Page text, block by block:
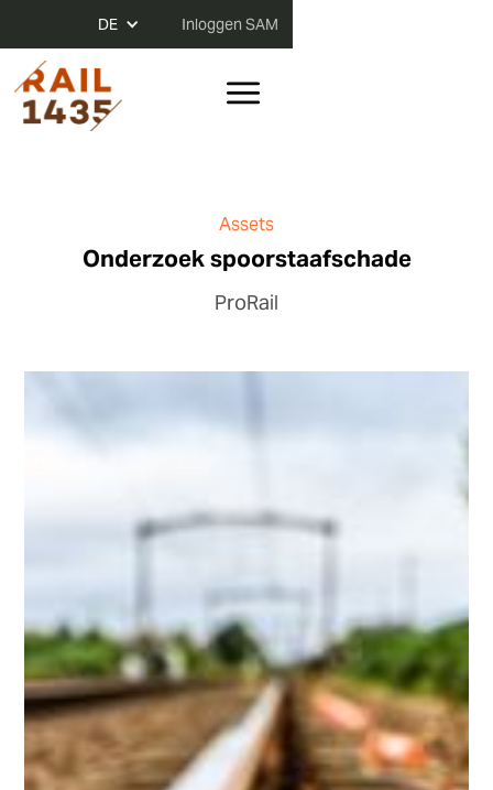
DE Inloggen SAM
Assets
Onderzoek spoorstaafschade
ProRail